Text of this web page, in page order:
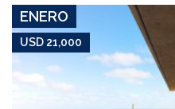
ENERO
USD 21,000